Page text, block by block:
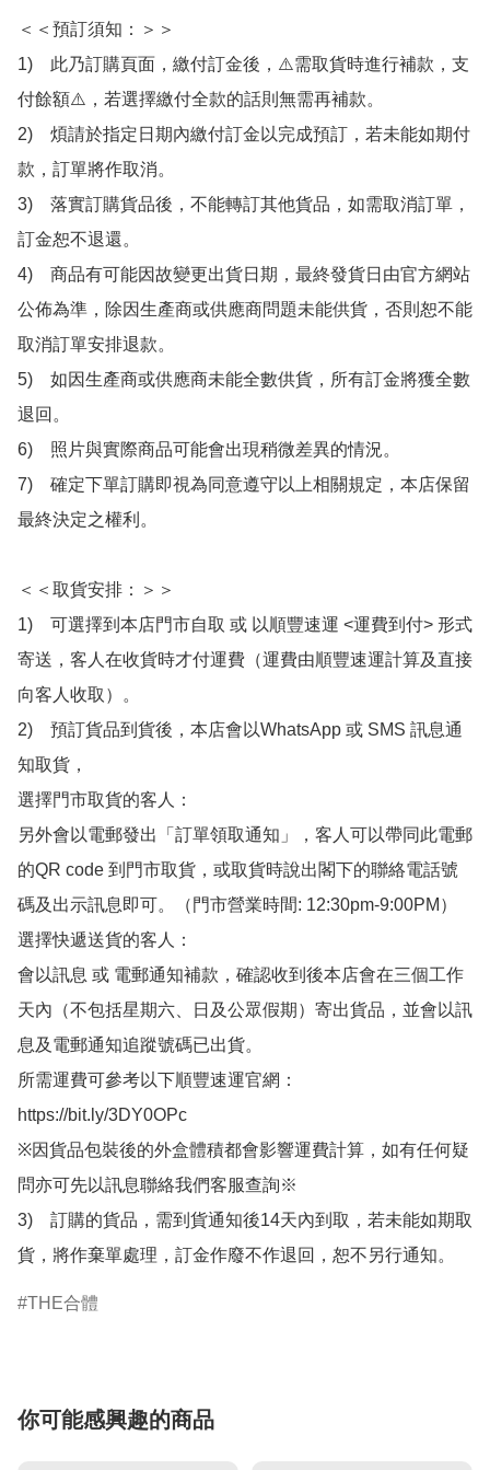
＜＜預訂須知：＞＞
1)　此乃訂購頁面，繳付訂金後，⚠️需取貨時進行補款，支
付餘額⚠️，若選擇繳付全款的話則無需再補款。
2)　煩請於指定日期內繳付訂金以完成預訂，若未能如期付
款，訂單將作取消。
3)　落實訂購貨品後，不能轉訂其他貨品，如需取消訂單，
訂金恕不退還。
4)　商品有可能因故變更出貨日期，最終發貨日由官方網站
公佈為準，除因生產商或供應商問題未能供貨，否則恕不能
取消訂單安排退款。
5)　如因生產商或供應商未能全數供貨，所有訂金將獲全數
退回。
6)　照片與實際商品可能會出現稍微差異的情況。
7)　確定下單訂購即視為同意遵守以上相關規定，本店保留
最終決定之權利。
＜＜取貨安排：＞＞
1)　可選擇到本店門市自取 或 以順豐速運 <運費到付> 形式
寄送，客人在收貨時才付運費（運費由順豐速運計算及直接
向客人收取）。
2)　預訂貨品到貨後，本店會以WhatsApp 或 SMS 訊息通
知取貨，
選擇門市取貨的客人：
另外會以電郵發出「訂單領取通知」，客人可以帶同此電郵
的QR code 到門市取貨，或取貨時說出閣下的聯絡電話號
碼及出示訊息即可。（門市營業時間: 12:30pm-9:00PM）
選擇快遞送貨的客人：
會以訊息 或 電郵通知補款，確認收到後本店會在三個工作
天內（不包括星期六、日及公眾假期）寄出貨品，並會以訊
息及電郵通知追蹤號碼已出貨。
所需運費可參考以下順豐速運官網：
https://bit.ly/3DY0OPc
※因貨品包裝後的外盒體積都會影響運費計算，如有任何疑
問亦可先以訊息聯絡我們客服查詢※
3)　訂購的貨品，需到貨通知後14天內到取，若未能如期取
貨，將作棄單處理，訂金作廢不作退回，恕不另行通知。
THE合體
你可能感興趣的商品